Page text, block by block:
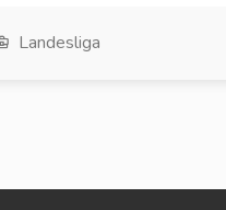
Landesliga